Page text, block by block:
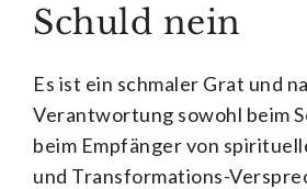
Schuld nein
Es ist ein schmaler Grat und
Verantwortung sowohl beim
beim Empfänger von
und Transformations-